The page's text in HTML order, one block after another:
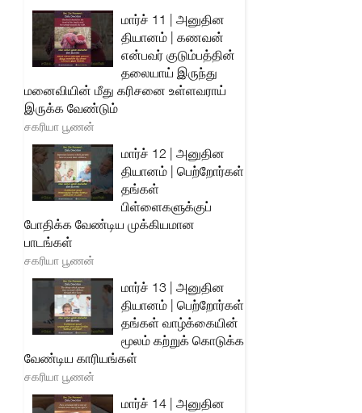
மார்ச் 11 | அனுதின
தியானம் | கணவன்
என்பவர் குடும்பத்தின்
தலையாய் இருந்து
மனைவியின் மீது கரிசனை உள்ளவராய்
இருக்க வேண்டும்
சகரியா பூணன்
மார்ச் 12 | அனுதின
தியானம் | பெற்றோர்கள்
தங்கள்
பிள்ளைகளுக்குப்
போதிக்க வேண்டிய முக்கியமான
பாடங்கள்
சகரியா பூணன்
மார்ச் 13 | அனுதின
தியானம் | பெற்றோர்கள்
தங்கள் வாழ்க்கையின்
மூலம் கற்றுக் கொடுக்க
வேண்டிய காரியங்கள்
சகரியா பூணன்
மார்ச் 14 | அனுதின